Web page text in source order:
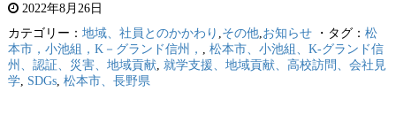
2022年8月26日
カテゴリー： 地域、社員とのかかわり その他, お知らせ・タグ： 松
本市，小池組，K－グランド信州，
松本市、小池組、K-グランド信
州、認証、災害、地域貢献, 就学支援、地域貢献、高校訪問、会社見
学, SDGs, 松本市、長野県